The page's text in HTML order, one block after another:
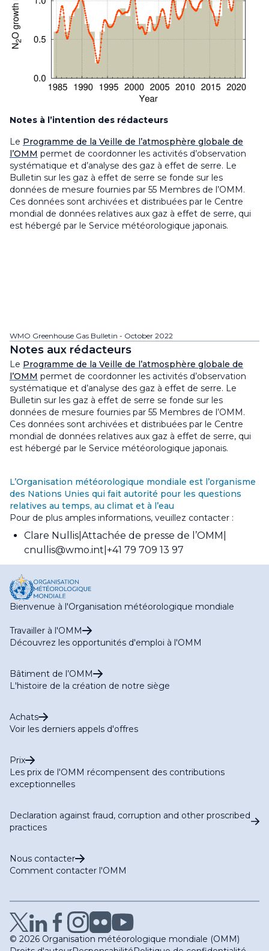
Notes à l’intention des rédacteurs
Le Programme de la Veille de l’atmosphère globale de
l’OMM permet de coordonner les activités d’observation
systématique et d’analyse des gaz à effet de serre. Le
Bulletin sur les gaz à effet de serre se fonde sur les
données de mesure fournies par 55 Membres de l’OMM.
Ces données sont archivées et distribuées par le Centre
mondial de données relatives aux gaz à effet de serre, qui
est hébergé par le Service météorologique japonais.
WMO Greenhouse Gas Bulletin - October 2022
Notes aux rédacteurs
Le Programme de la Veille de l’atmosphère globale de
l’OMM permet de coordonner les activités d’observation
systématique et d’analyse des gaz à effet de serre. Le
Bulletin sur les gaz à effet de serre se fonde sur les
données de mesure fournies par 55 Membres de l’OMM.
Ces données sont archivées et distribuées par le Centre
mondial de données relatives aux gaz à effet de serre, qui
est hébergé par le Service météorologique japonais.
L’Organisation météorologique mondiale est l’organisme
des Nations Unies qui fait autorité pour les questions
relatives au temps, au climat et à l’eau
Pour de plus amples informations, veuillez contacter :
Clare Nullis Attachée de presse de l’OMM
cnullis@wmo.int +41 79 709 13 97
Bienvenue à l'Organisation météorologique mondiale
Travailler à l'OMM
Découvrez les opportunités d'emploi à l'OMM
Bâtiment de l’OMM
L'histoire de la création de notre siège
Achats
Voir les derniers appels d'offres
Prix
Les prix de l'OMM récompensent des contributions
exceptionnelles
Declaration against fraud, corruption and other proscribed
practices
Nous contacter
Comment contacter l'OMM
© 2026 Organisation météorologique mondiale (OMM)